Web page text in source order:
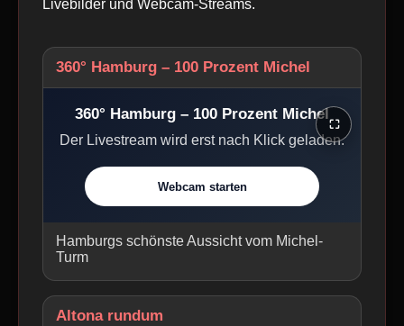
Livebilder und Webcam-Streams.
360° Hamburg – 100 Prozent Michel
⛶
360° Hamburg – 100 Prozent Michel
Der Livestream wird erst nach Klick geladen.
Webcam starten
Hamburgs schönste Aussicht vom Michel-
Turm
Altona rundum